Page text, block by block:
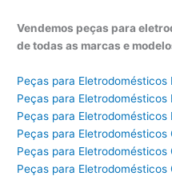
Vendemos peças para
de todas as marcas e
Peças para Eletrodomésticos
Peças para Eletrodomésticos
Peças para Eletrodomésticos
Peças para Eletrodomésticos
Peças para Eletrodomésticos
Peças para Eletrodomésticos